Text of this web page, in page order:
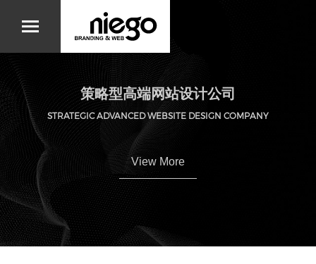
策略型高端网站设计公司
STRATEGIC ADVANCED WEBSITE DESIGN COMPANY
View More